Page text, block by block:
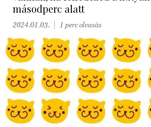
másodperc alatt
2024.01.03. 1 perc olvasás